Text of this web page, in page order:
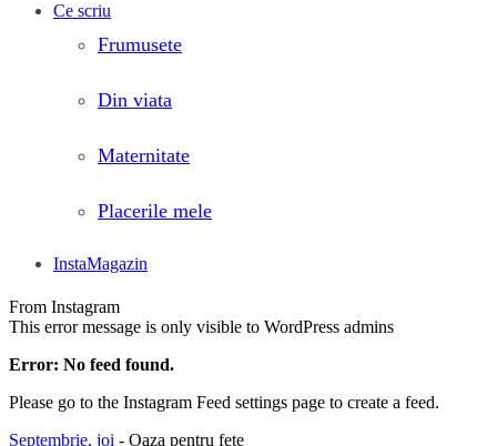
Ce scriu
Frumusete
Din viata
Maternitate
Placerile mele
InstaMagazin
From Instagram
This error message is only visible to WordPress admins
Error: No feed found.
Please go to the Instagram Feed settings page to create a feed.
Septembrie, joi - Oaza pentru fete